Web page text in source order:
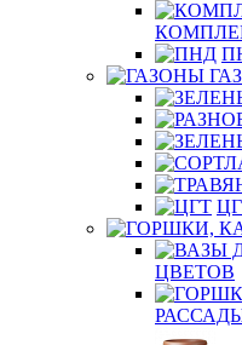
ЦВЕТОВ